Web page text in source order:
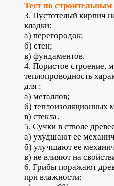
Тест по
3. Пустотелый кирпич
кладки:
а) перегородок;
б) стен;
в) фундаментов.
4. Пористое строение,
теплопроводность
для :
а) металлов;
б) теплоизоляционных
в) стекла.
5. Сучки в стволе
а) ухудшают ее
б) улучшают ее
в) не влияют на
6. Грибы поражают
при влажности: